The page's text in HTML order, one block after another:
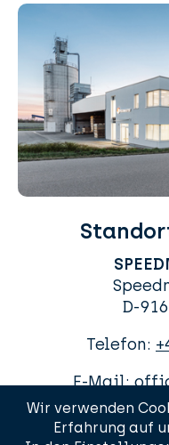
D-
Telefon:
E-Mail:
Wir verwenden
Erfahrung auf